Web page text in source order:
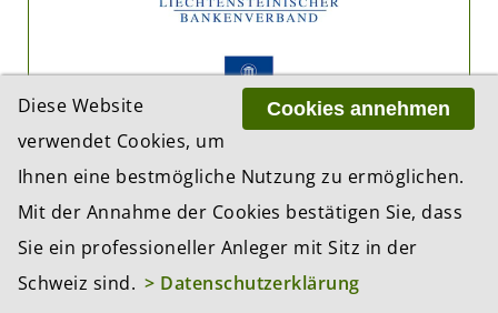
Cookies annehmen
Diese Website
verwendet Cookies, um
Ihnen eine bestmögliche Nutzung zu ermöglichen.
Mit der Annahme der Cookies bestätigen Sie, dass
Sie ein professioneller Anleger mit Sitz in der
Schweiz sind. > Datenschutzerklärung